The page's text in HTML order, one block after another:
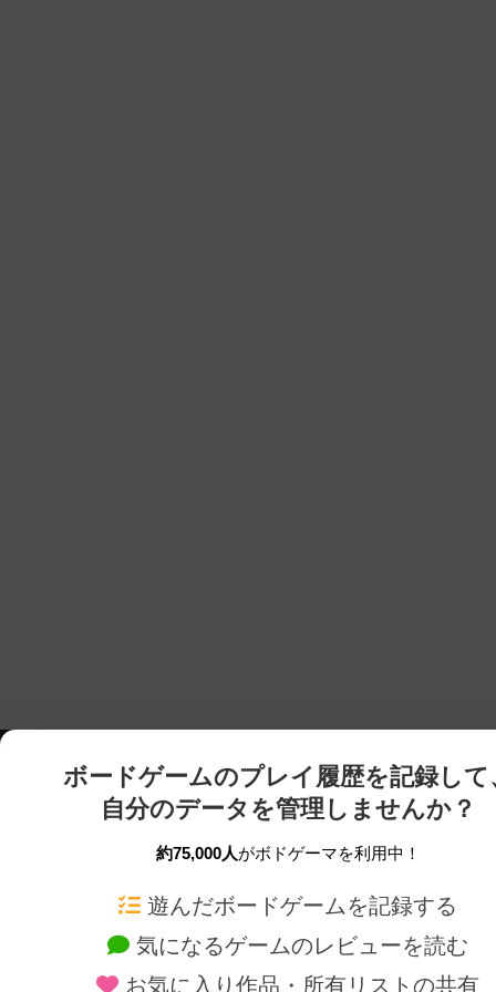
ボードゲームのプレイ履歴を記録して
自分のデータを管理しませんか？
約75,000人がボドゲーマを利用中！
遊んだボードゲームを記録する
気になるゲームのレビューを読む
お気に入り作品・所有リストの共有
ボードゲームを検索する 新作・再入荷情報